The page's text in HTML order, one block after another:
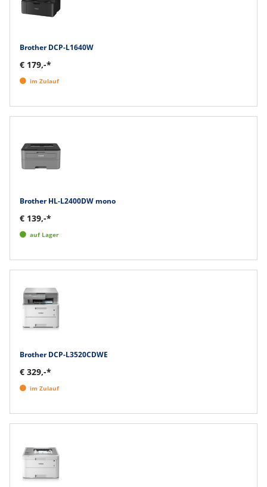
Brother DCP-L1640W
€ 179,-*
im Zulauf
Brother HL-L2400DW mono
€ 139,-*
auf Lager
Brother DCP-L3520CDWE
€ 329,-*
im Zulauf